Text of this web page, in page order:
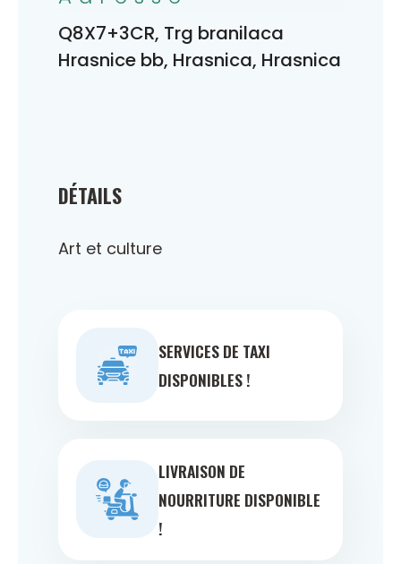
DÉTAILS
Art et culture
SERVICES DE TAXI
DISPONIBLES !
LIVRAISON DE
NOURRITURE DISPONIBLE
!
Q8X7+3CR, Trg branilaca
Hrasnice bb, Hrasnica, Hrasnica